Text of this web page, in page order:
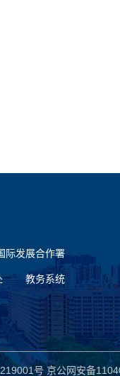
际发展合作署
教务系统
号京公网安备